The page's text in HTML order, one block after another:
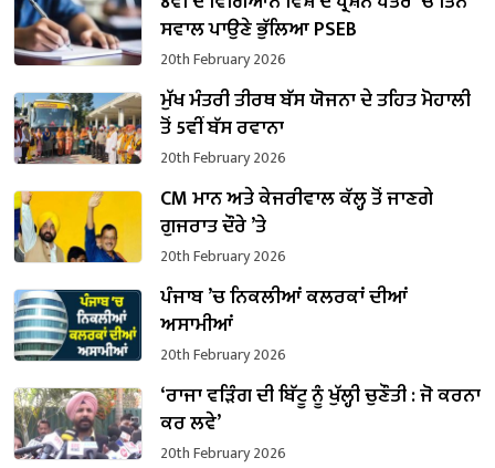
ਸਵਾਲ ਪਾਉਣੇ ਭੁੱਲਿਆ PSEB
20th February 2026
ਮੁੱਖ ਮੰਤਰੀ ਤੀਰਥ ਬੱਸ ਯੋਜਨਾ ਦੇ ਤਹਿਤ ਮੋਹਾਲੀ
ਤੋਂ 5ਵੀਂ ਬੱਸ ਰਵਾਨਾ
20th February 2026
CM ਮਾਨ ਅਤੇ ਕੇਜਰੀਵਾਲ ਕੱਲ੍ਹ ਤੋਂ ਜਾਣਗੇ
ਗੁਜਰਾਤ ਦੌਰੇ ’ਤੇ
20th February 2026
ਪੰਜਾਬ ’ਚ ਨਿਕਲੀਆਂ ਕਲਰਕਾਂ ਦੀਆਂ
ਅਸਾਮੀਆਂ
20th February 2026
‘ਰਾਜਾ ਵੜਿੰਗ ਦੀ ਬਿੱਟੂ ਨੂੰ ਖੁੱਲ੍ਹੀ ਚੁਣੌਤੀ : ਜੋ ਕਰਨਾ
ਕਰ ਲਵੇ’
20th February 2026